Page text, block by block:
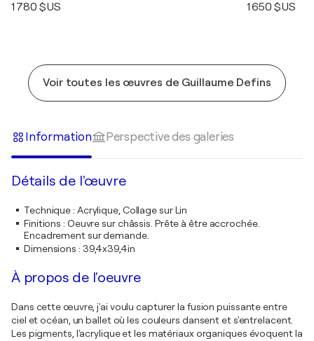
1 780 $US 1 650 $US
Voir toutes les œuvres de Guillaume Defins
Information Perspective des galeries
Détails de l'œuvre
Technique: Acrylique, Collage sur Lin
Finitions : Oeuvre sur châssis. Prête à être accrochée.
Encadrement sur demande.
Dimensions : 39,4x39,4in
À propos de l'oeuvre
Dans cette œuvre, j'ai voulu capturer la fusion puissante entre
ciel et océan, un ballet où les couleurs dansent et s'entrelacent.
Les pigments, l'acrylique et les matériaux organiques évoquent la